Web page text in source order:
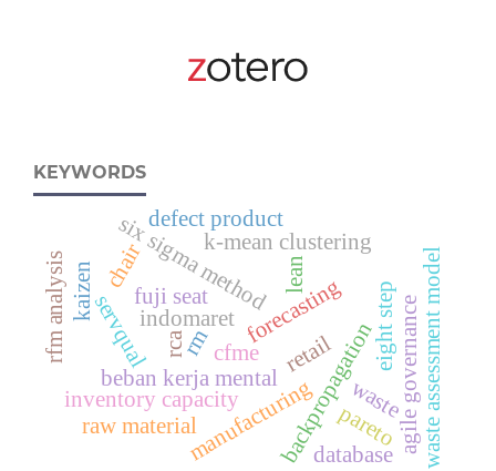
KEYWORDS
beban kerja mental
forecasting
servqual retail
indomaret
cfme
six sigma method
backpropagationwaste
manufacturing
lean
kaizen
rca
inventory capacity
rm
k-mean clustering
fuji seat agile governance
eight step waste assessment model
raw material
rfm analysis
defect product
database
chair
pareto